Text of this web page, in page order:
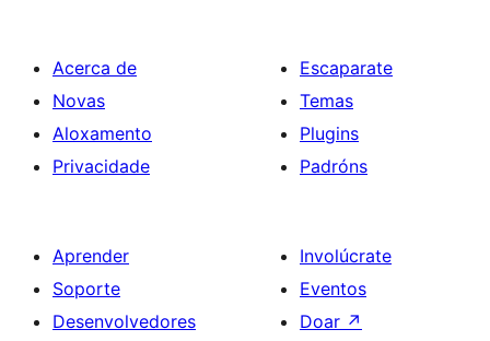
Acerca de
Novas
Aloxamento
Privacidade
Escaparate
Temas
Plugins
Padróns
Aprender
Soporte
Desenvolvedores
Involúcrate
Eventos
Doar ↗